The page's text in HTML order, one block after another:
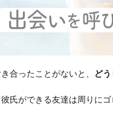
合ったことがないと、 ど
氏ができる友達は周りにゴ